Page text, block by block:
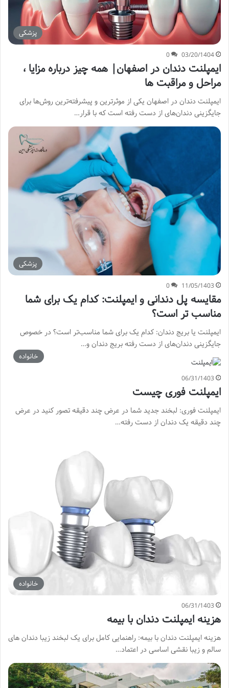
پزشکی
03/20/1404
0
ایمپلنت دندان در اصفهان| همه چیز درباره مزایا ،
مراحل و مراقبت ها
ایمپلنت دندان در اصفهان یکی از موثرترین و پیشرفته‌ترین روش‌ها برای
جایگزینی دندان‌های از دست رفته است که با قرار…
پزشکی
11/05/1403
0
مقایسه پل دندانی و ایمپلنت: کدام یک برای شما
مناسب تر است؟
ایمپلنت یا بریج دندان: کدام یک برای شما مناسب‌تر است؟ در خصوص
جایگزینی دندان‌های از دست رفته بریج دندان و…
خانواده
06/31/1403
ایمپلنت فوری چیست
ایمپلنت فوری: لبخند جدید شما در عرض چند دقیقه تصور کنید در عرض
چند دقیقه یک دندان از دست رفته…
خانواده
06/31/1403
هزینه ایمپلنت دندان با بیمه
هزینه ایمپلنت دندان با بیمه: راهنمایی کامل برای یک لبخند زیبا دندان های
سالم و زیبا نقشی اساسی در اعتماد…